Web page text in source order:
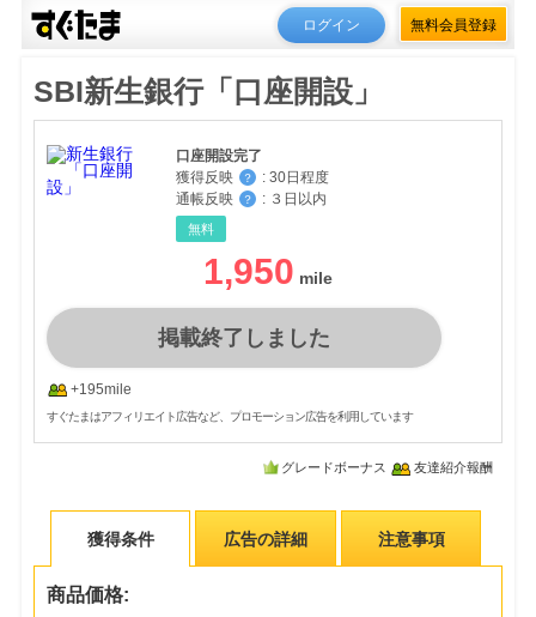
ログイン 無料会員登録
SBI新生銀行「口座開設」
口座開設完了
獲得反映
？ : 30日程度
通帳反映
？ : ３日以内
無料
1,950
掲載終了しました
+195mile
すぐたまはアフィリエイト広告など、プロモーション広告を利用しています
グレードボーナス 友達紹介報酬
獲得条件 広告の詳細 注意事項
商品価格: